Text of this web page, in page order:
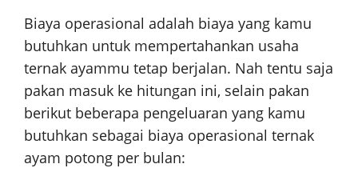
Biaya operasional adalah biaya yang kamu
butuhkan untuk mempertahankan usaha
ternak ayammu tetap berjalan. Nah tentu saja
pakan masuk ke hitungan ini, selain pakan
berikut beberapa pengeluaran yang kamu
butuhkan sebagai biaya operasional ternak
ayam potong per bulan: